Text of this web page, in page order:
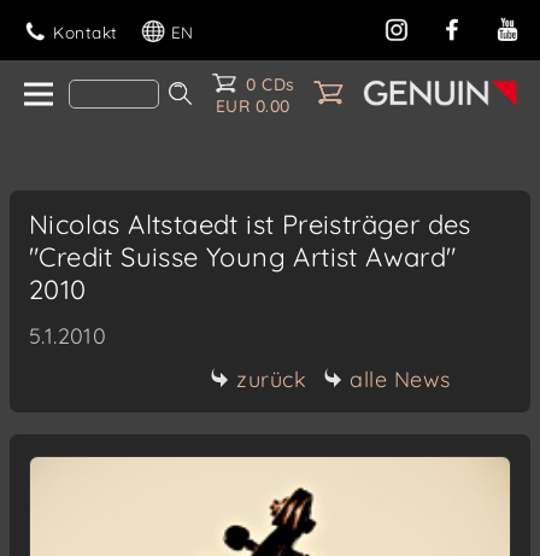
Kontakt EN
0 CDs
EUR 0.00
Nicolas Altstaedt ist Preisträger des
"Credit Suisse Young Artist Award"
2010
5.1.2010
zurück
alle News